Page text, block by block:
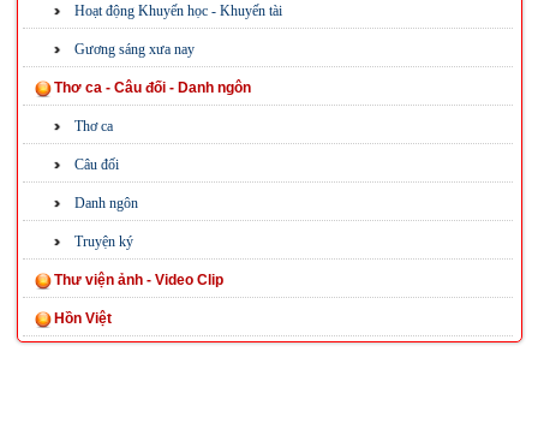
Hoạt động Khuyến học - Khuyến tài
Gương sáng xưa nay
Thơ ca - Câu đối - Danh ngôn
Thơ ca
Câu đối
Danh ngôn
Truyện ký
Thư viện ảnh - Video Clip
Hồn Việt